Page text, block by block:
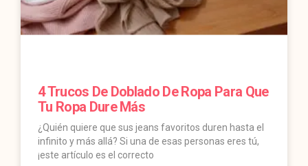
4 Trucos De Doblado De Ropa Para Que
Tu Ropa Dure Más
¿Quién quiere que sus jeans favoritos duren hasta el
infinito y más allá? Si una de esas personas eres tú,
¡este artículo es el correcto